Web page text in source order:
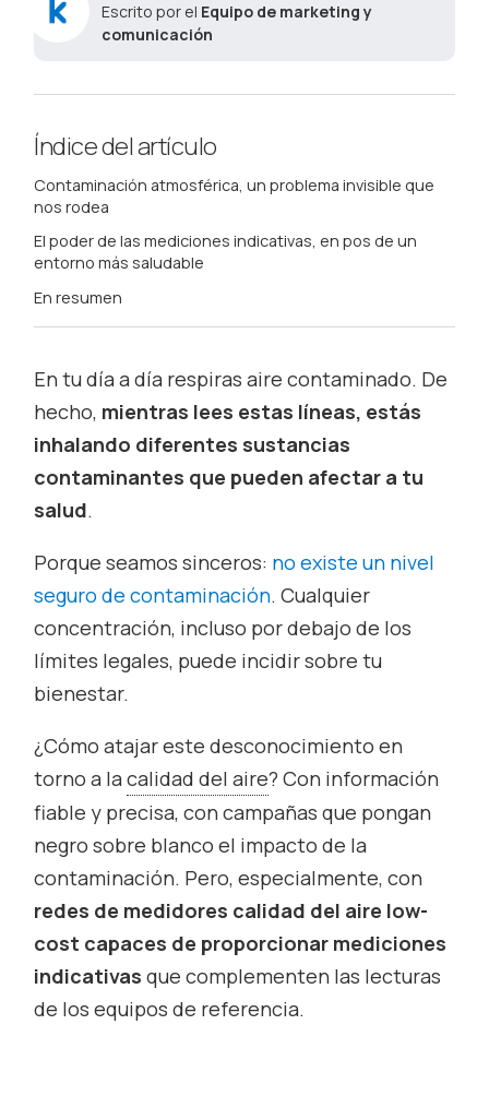
Escrito por el Equipo de marketing y
comunicación
Índice del artículo
Contaminación atmosférica, un problema invisible que
nos rodea
El poder de las mediciones indicativas, en pos de un
entorno más saludable
En resumen
En tu día a día respiras aire contaminado. De
hecho, mientras lees estas líneas, estás
inhalando diferentes sustancias
contaminantes que pueden afectar a tu
salud.
Porque seamos sinceros: no existe un nivel
seguro de contaminación. Cualquier
concentración, incluso por debajo de los
límites legales, puede incidir sobre tu
bienestar.
¿Cómo atajar este desconocimiento en
torno a lacalidad del aire? Con información
fiable y precisa, con campañas que pongan
negro sobre blanco el impacto de la
contaminación. Pero, especialmente, con
redes de medidores calidad del aire low-
cost capaces de proporcionar mediciones
indicativas que complementen las lecturas
de los equipos de referencia.